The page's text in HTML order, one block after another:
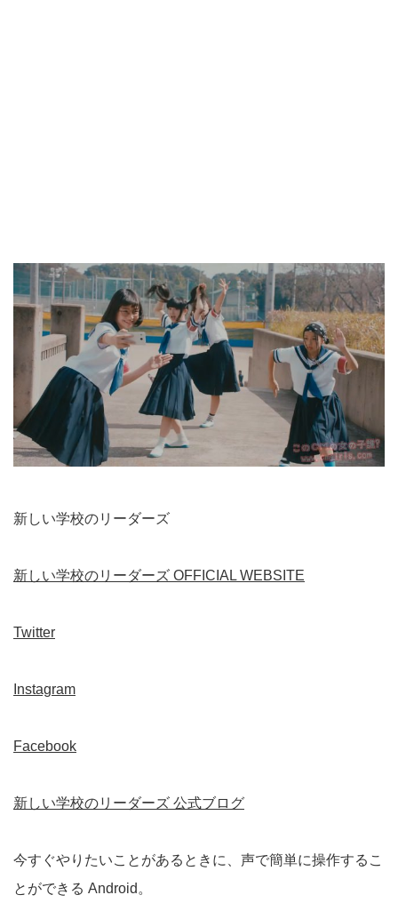
新しい学校のリーダーズ
新しい学校のリーダーズ OFFICIAL WEBSITE
Twitter
Instagram
Facebook
新しい学校のリーダーズ 公式ブログ
今すぐやりたいことがあるときに、声で簡単に操作するこ
とができる Android。